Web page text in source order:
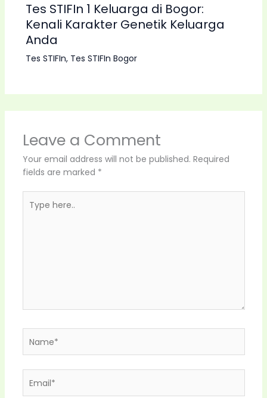
Tes STIFIn 1 Keluarga di Bogor:
Kenali Karakter Genetik Keluarga
Anda
Tes STIFIn, Tes STIFIn Bogor
Leave a Comment
Your email address will not be published. Required
fields are marked *
here..